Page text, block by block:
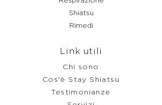
Shiatsu
Rimedi
Link utili
Chi sono
Cos'è Stay Shiatsu
Testimonianze